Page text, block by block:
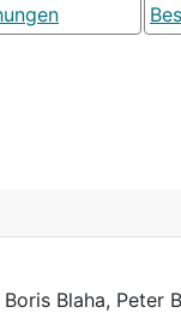
Boris Blaha, Peter